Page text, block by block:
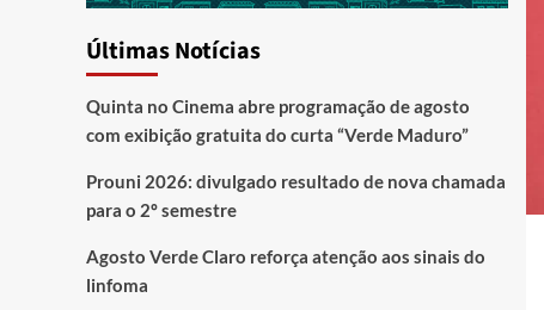
Últimas Notícias
Quinta no Cinema abre programação de agosto
com exibição gratuita do curta “Verde Maduro”
Prouni 2026: divulgado resultado de nova chamada
para o 2º semestre
Agosto Verde Claro reforça atenção aos sinais do
linfoma